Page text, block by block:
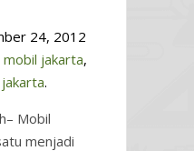
24, 2012
mobil jakarta,
.
Mobil
menjadi